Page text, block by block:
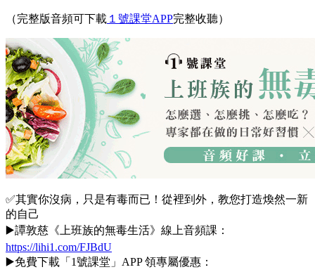
（完整版音頻可下載 １號課堂APP完整收聽）
✅其實你沒病，只是有毒而已！從裡到外，教您打造煥然一新
的自己
▶️譚敦慈《上班族的無毒生活》線上音頻課：
https://lihi1.com/FJBdU
▶️免費下載「1號課堂」APP 領專屬優惠：